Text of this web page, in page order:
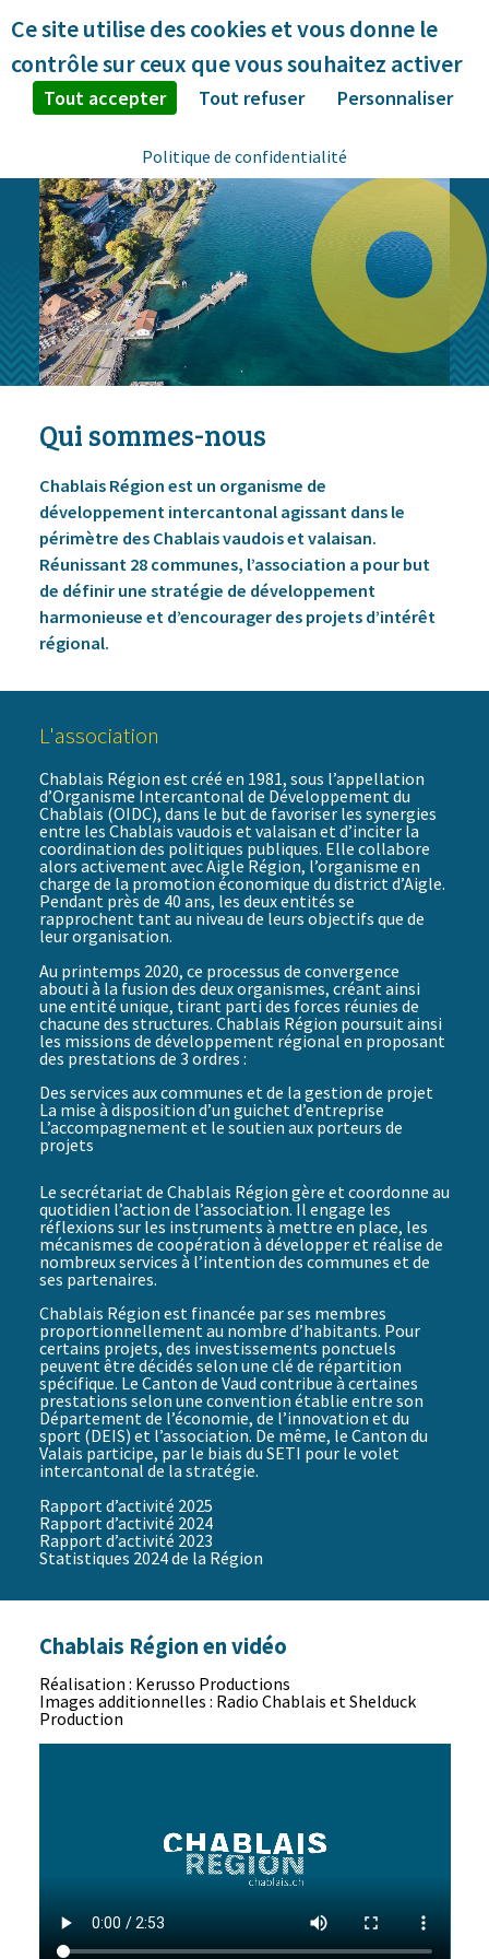
Qui sommes-nous
Chablais Région est un organisme de
développement intercantonal agissant dans le
périmètre des Chablais vaudois et valaisan.
Réunissant 28 communes, l’association a pour but
de définir une stratégie de développement
harmonieuse et d’encourager des projets d’intérêt
régional.
L'association
Chablais Région est créé en 1981, sous l’appellation
d’Organisme Intercantonal de Développement du
Chablais (OIDC), dans le but de favoriser les synergies
entre les Chablais vaudois et valaisan et d’inciter la
coordination des politiques publiques. Elle collabore
alors activement avec Aigle Région, l’organisme en
charge de la promotion économique du district d’Aigle.
Pendant près de 40 ans, les deux entités se
rapprochent tant au niveau de leurs objectifs que de
leur organisation.
Au printemps 2020, ce processus de convergence
abouti à la fusion des deux organismes, créant ainsi
une entité unique, tirant parti des forces réunies de
chacune des structures. Chablais Région poursuit ainsi
les missions de développement régional en proposant
des prestations de 3 ordres :
Des services aux communes et de la gestion de projet
La mise à disposition d’un guichet d’entreprise
L’accompagnement et le soutien aux porteurs de
projets
Le secrétariat de Chablais Région gère et coordonne au
quotidien l’action de l’association. Il engage les
réflexions sur les instruments à mettre en place, les
mécanismes de coopération à développer et réalise de
nombreux services à l’intention des communes et de
ses partenaires.
Chablais Région est financée par ses membres
proportionnellement au nombre d’habitants. Pour
certains projets, des investissements ponctuels
peuvent être décidés selon une clé de répartition
spécifique. Le Canton de Vaud contribue à certaines
prestations selon une convention établie entre son
Département de l’économie, de l’innovation et du
sport (DEIS) et l’association. De même, le Canton du
Valais participe, par le biais du SETI pour le volet
intercantonal de la stratégie.
Rapport d’activité 2025
Rapport d’activité 2024
Rapport d’activité 2023
Statistiques 2024 de la Région
Chablais Région en vidéo
Réalisation : Kerusso Productions
Images additionnelles : Radio Chablais et Shelduck
Production
Ce site utilise des cookies et vous donne le
contrôle sur ceux que vous souhaitez activer
Tout accepter Tout refuser Personnaliser
Politique de confidentialité